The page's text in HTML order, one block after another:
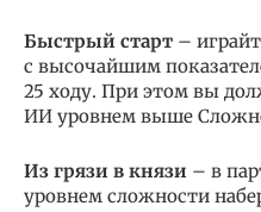
Быстрый старт –
с высочайшим
25 ходу. При этом вы
ИИ уровнем выше
Из грязи в князи – в
уровнем сложности